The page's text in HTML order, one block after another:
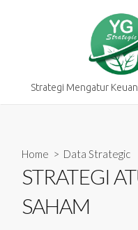
Strategi Mengatur
Home > Data Strategic
STRATEGI
SAHAM